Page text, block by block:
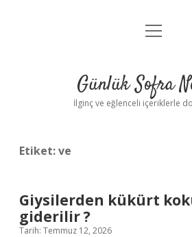
Anasayfa
Yasal Uyarı
menüyü
Günlük Sofra
İlginç ve eğlenceli içeriklerle
Etiket:ve
Giysilerden kükürt
giderilir ?
Tarih: Temmuz 12, 2026